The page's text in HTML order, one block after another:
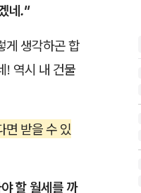
네."
게 생각하곤 합
! 역시 내 건물
면 받을 수 있
할 월세를 까